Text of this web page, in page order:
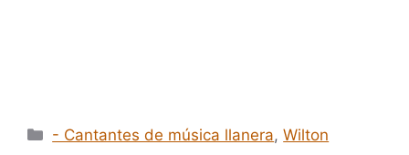
Categorías
- Cantantes de música llanera,Wilton